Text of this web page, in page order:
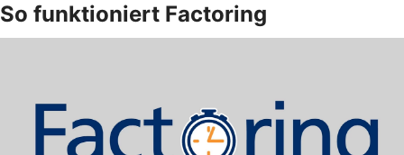
So funktioniert Factoring